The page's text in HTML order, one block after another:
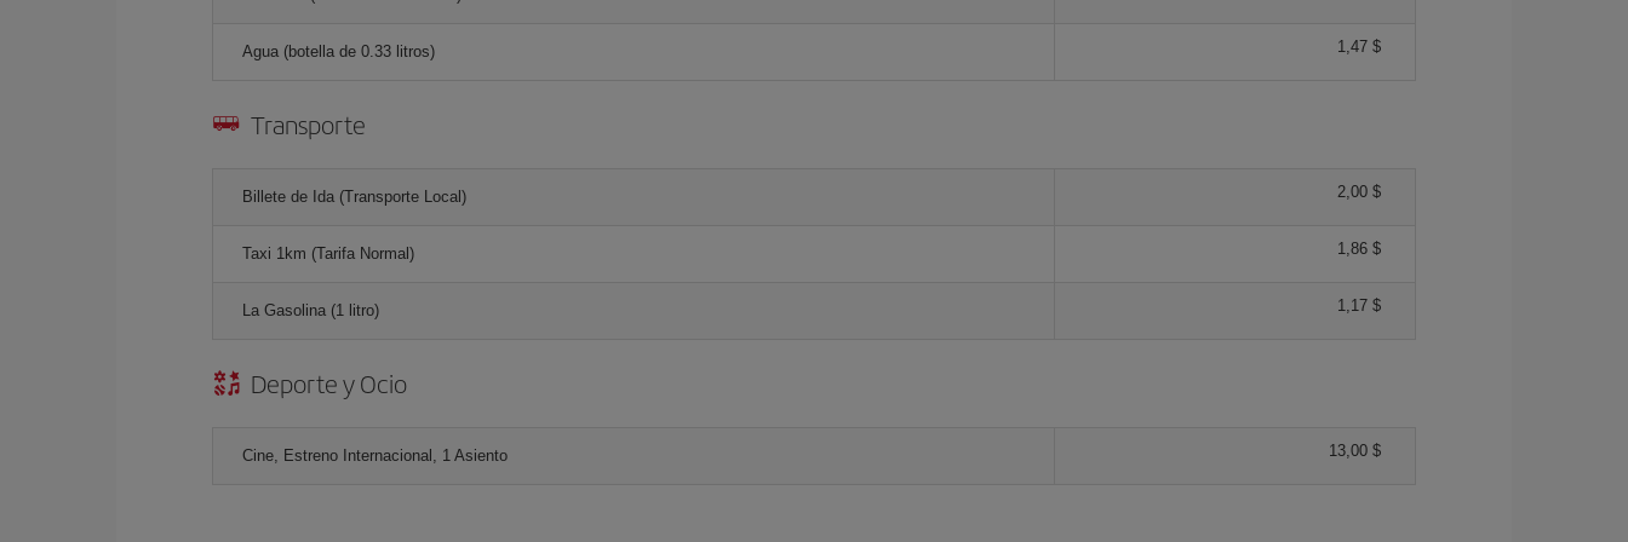
Agua (botella de 0.33 litros) 1,47 $
Transporte
Billete de Ida (Transporte Local) 2,00 $
Taxi 1km (Tarifa Normal) 1,86 $
La Gasolina (1 litro) 1,17 $
Deporte y Ocio
Cine, Estreno Internacional, 1 Asiento 13,00 $